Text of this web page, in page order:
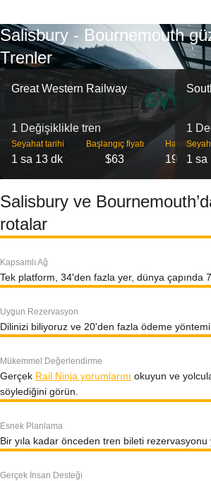
Salisbury - Bournemouth
Trenler
Great Western Railway
1 Değişiklikle tren
Seyahat tarihi
1 sa 13 dk
Başlangıç ​​fiyatı
$63
Hareket
19
1
1 sa
Salisbury ve
rotalar
Kapsamlı Ağ
Tek platform, 34'den fazla yer, dünya çapında
Uygun Rezervasyon
Dilinizi biliyoruz ve 20'den fazla ödeme
Mükemmel Değerlendirme
Gerçek Rail Ninja yorumlarını okuyun ve
söylediğini görün.
Esnek Planlama
Bir yıla kadar önceden tren bileti rezervasyonu
Gerçek İnsan Desteği